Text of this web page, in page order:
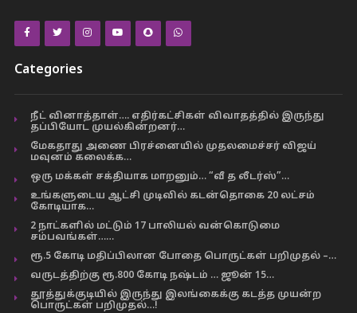
Categories
நீட் வினாத்தாள்…. எதிர்கட்சிகள் விவாதத்தில் இருந்து
தப்பியோட முயல்கின்றனர்…
மேகதாது அணை பிரச்னையில் முதலமைச்சர் விஜய்
மவுனம் கலைக்க…
ஒரு மக்கள் சக்தியாக மாறனும்… “வீ த லீடர்ஸ்”…
உங்களுடைய ஆட்சி முடிவில் கடன்தொகை 20 லட்சம்
கோடியாக…
2 நாட்களில் மட்டும் 17 பாலியல் வன்கொடுமை
சம்பவங்கள்……
ரூ.5 கோடி மதிப்பிலான போதை பொருட்கள் பறிமுதல் –…
வருடத்திற்கு ரூ.800 கோடி நஷ்டம் … ஜூன் 15…
தூத்துக்குடியில் இருந்து இலங்கைக்கு கடத்த முயன்ற
பொருட்கள் பறிமுதல்…!